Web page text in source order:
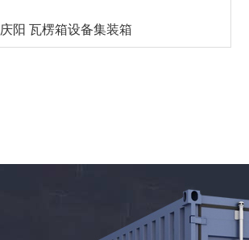
庆阳 瓦楞箱设备集装箱